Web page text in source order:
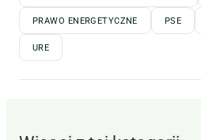
PRAWO ENERGETYCZNE PSE
URE